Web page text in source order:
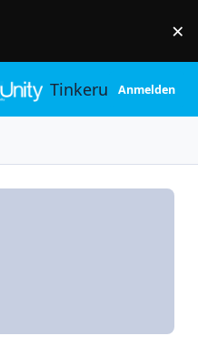
×
TinkerunityAnmelden